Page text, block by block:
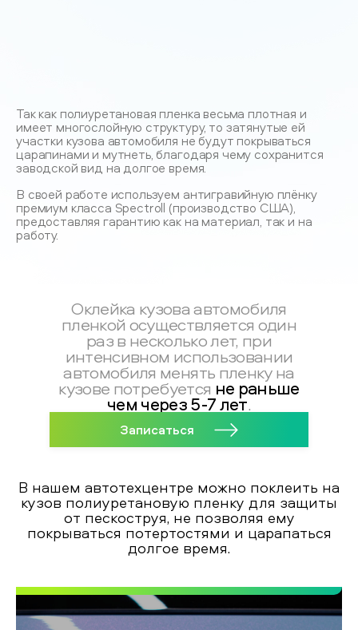
Так как полиуретановая пленка весьма плотная и
имеет многослойную структуру, то затянутые ей
участки кузова автомобиля не будут покрываться
царапинами и мутнеть, благодаря чему сохранится
заводской вид на долгое время.
В своей работе используем антигравийную плёнку
премиум класса Spectroll (производство США),
предоставляя гарантию как на материал, так и на
работу.
Оклейка кузова автомобиля
пленкой осуществляется один
раз в несколько лет, при
интенсивном использовании
автомобиля менять пленку на
кузове потребуется не раньше
чем через 5-7 лет.
Записаться
В нашем автотехцентре можно поклеить на
кузов полиуретановую пленку для защиты
от пескоструя, не позволяя ему
покрываться потертостями и царапаться
долгое время.